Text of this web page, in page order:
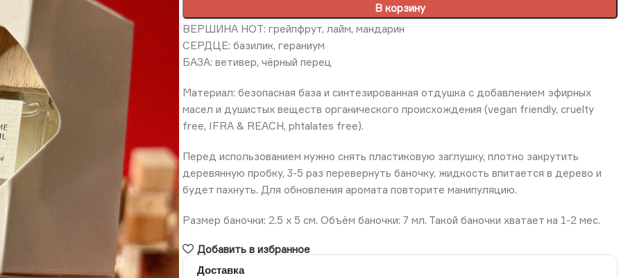
В корзину
ВЕРШИНА НОТ: грейпфрут, лайм, мандарин
СЕРДЦЕ: базилик, гераниум
БАЗА: ветивер, чёрный перец
Материал: безопасная база и синтезированная отдушка с добавлением эфирных
масел и душистых веществ органического происхождения (vegan friendly, cruelty
free, IFRA & REACH, phtalates free).
Перед использованием нужно снять пластиковую заглушку, плотно закрутить
деревянную пробку, 3-5 раз перевернуть баночку, жидкость впитается в дерево и
будет пахнуть. Для обновления аромата повторите манипуляцию.
Размер баночки: 2.5 х 5 см. Объём баночки: 7 мл. Такой баночки хватает на 1-2 мес.
Добавить в избранное
Доставка